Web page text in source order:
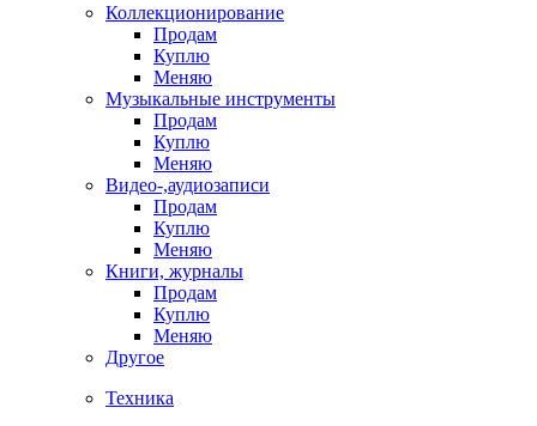
Коллекционирование
Продам
Куплю
Меняю
Музыкальные инструменты
Продам
Куплю
Меняю
Видео-,аудиозаписи
Продам
Куплю
Меняю
Книги, журналы
Продам
Куплю
Меняю
Другое
Техника